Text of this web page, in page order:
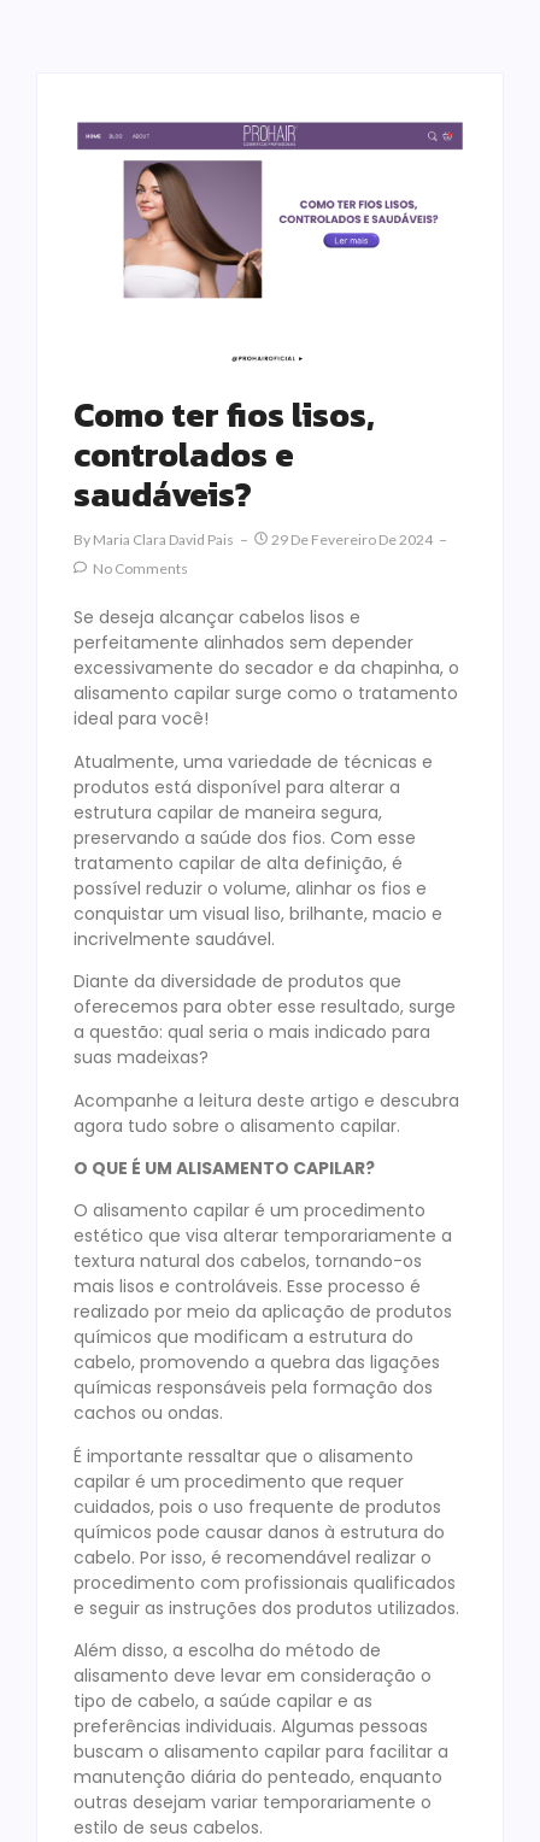
Como ter fios lisos,
controlados e
saudáveis?
By Maria Clara David Pais
29 De Fevereiro De 2024
No Comments
Se deseja alcançar cabelos lisos e
perfeitamente alinhados sem depender
excessivamente do secador e da chapinha, o
alisamento capilar surge como o tratamento
ideal para você!
Atualmente, uma variedade de técnicas e
produtos está disponível para alterar a
estrutura capilar de maneira segura,
preservando a saúde dos fios. Com esse
tratamento capilar de alta definição, é
possível reduzir o volume, alinhar os fios e
conquistar um visual liso, brilhante, macio e
incrivelmente saudável.
Diante da diversidade de produtos que
oferecemos para obter esse resultado, surge
a questão: qual seria o mais indicado para
suas madeixas?
Acompanhe a leitura deste artigo e descubra
agora tudo sobre o alisamento capilar.
O QUE É UM ALISAMENTO CAPILAR?
O alisamento capilar é um procedimento
estético que visa alterar temporariamente a
textura natural dos cabelos, tornando-os
mais lisos e controláveis. Esse processo é
realizado por meio da aplicação de produtos
químicos que modificam a estrutura do
cabelo, promovendo a quebra das ligações
químicas responsáveis pela formação dos
cachos ou ondas.
É importante ressaltar que o alisamento
capilar é um procedimento que requer
cuidados, pois o uso frequente de produtos
químicos pode causar danos à estrutura do
cabelo. Por isso, é recomendável realizar o
procedimento com profissionais qualificados
e seguir as instruções dos produtos utilizados.
Além disso, a escolha do método de
alisamento deve levar em consideração o
tipo de cabelo, a saúde capilar e as
preferências individuais. Algumas pessoas
buscam o alisamento capilar para facilitar a
manutenção diária do penteado, enquanto
outras desejam variar temporariamente o
estilo de seus cabelos.